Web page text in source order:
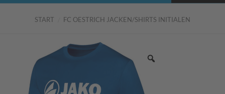
START FC OESTRICH JACKEN/SHIRTS INITIALEN